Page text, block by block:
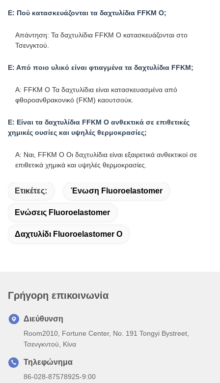
Ε: Πού κατασκευάζονται τα δαχτυλίδια FFKM O;
Απάντηση: Τα δαχτυλίδια FFKM O κατασκευάζονται στο
Τσενγκτού.
Ε: Από ποιο υλικό είναι φτιαγμένα τα δαχτυλίδια FFKM;
Α: FFKM O Τα δαχτυλίδια είναι κατασκευασμένα από
φθοροανθρακονικό (FKM) καουτσούκ.
Ε: Είναι τα δαχτυλίδια FFKM O ανθεκτικά σε επιθετικές
χημικές ουσίες και υψηλές θερμοκρασίες;
Α: Ναι, FFKM O Οι δαχτυλίδια είναι εξαιρετικά ανθεκτικοί σε
επιθετικά χημικά και υψηλές θερμοκρασίες.
Ετικέτες: Ένωση Fluoroelastomer
Ενώσεις Fluoroelastomer
Δαχτυλίδι Fluoroelastomer Ο
Γρήγορη επικοινωνία
Διεύθυνση
Room2010, Fortune Center, No. 191 Tongyi Bystreet,
Τσενγκντού, Κίνα
Τηλεφώνημα
86-028-87578925-9:00